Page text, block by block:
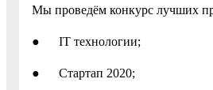
Мы проведём конкурс лучших
● IT технологии;
● Стартап 2020;